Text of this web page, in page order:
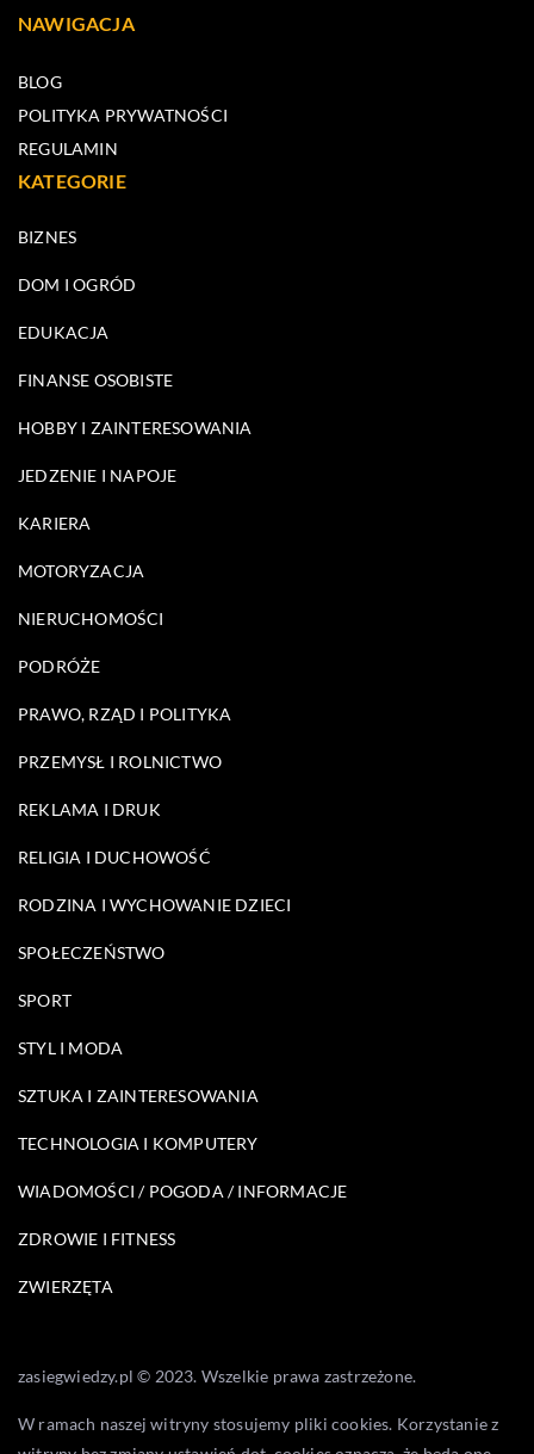
NAWIGACJA
BLOG
POLITYKA PRYWATNOŚCI
REGULAMIN
KATEGORIE
BIZNES
DOM I OGRÓD
EDUKACJA
FINANSE OSOBISTE
HOBBY I ZAINTERESOWANIA
JEDZENIE I NAPOJE
KARIERA
MOTORYZACJA
NIERUCHOMOŚCI
PODRÓŻE
PRAWO, RZĄD I POLITYKA
PRZEMYSŁ I ROLNICTWO
REKLAMA I DRUK
RELIGIA I DUCHOWOŚĆ
RODZINA I WYCHOWANIE DZIECI
SPOŁECZEŃSTWO
SPORT
STYL I MODA
SZTUKA I ZAINTERESOWANIA
TECHNOLOGIA I KOMPUTERY
WIADOMOŚCI / POGODA / INFORMACJE
ZDROWIE I FITNESS
ZWIERZĘTA
zasiegwiedzy.pl © 2023. Wszelkie prawa zastrzeżone.
W ramach naszej witryny stosujemy pliki cookies. Korzystanie z